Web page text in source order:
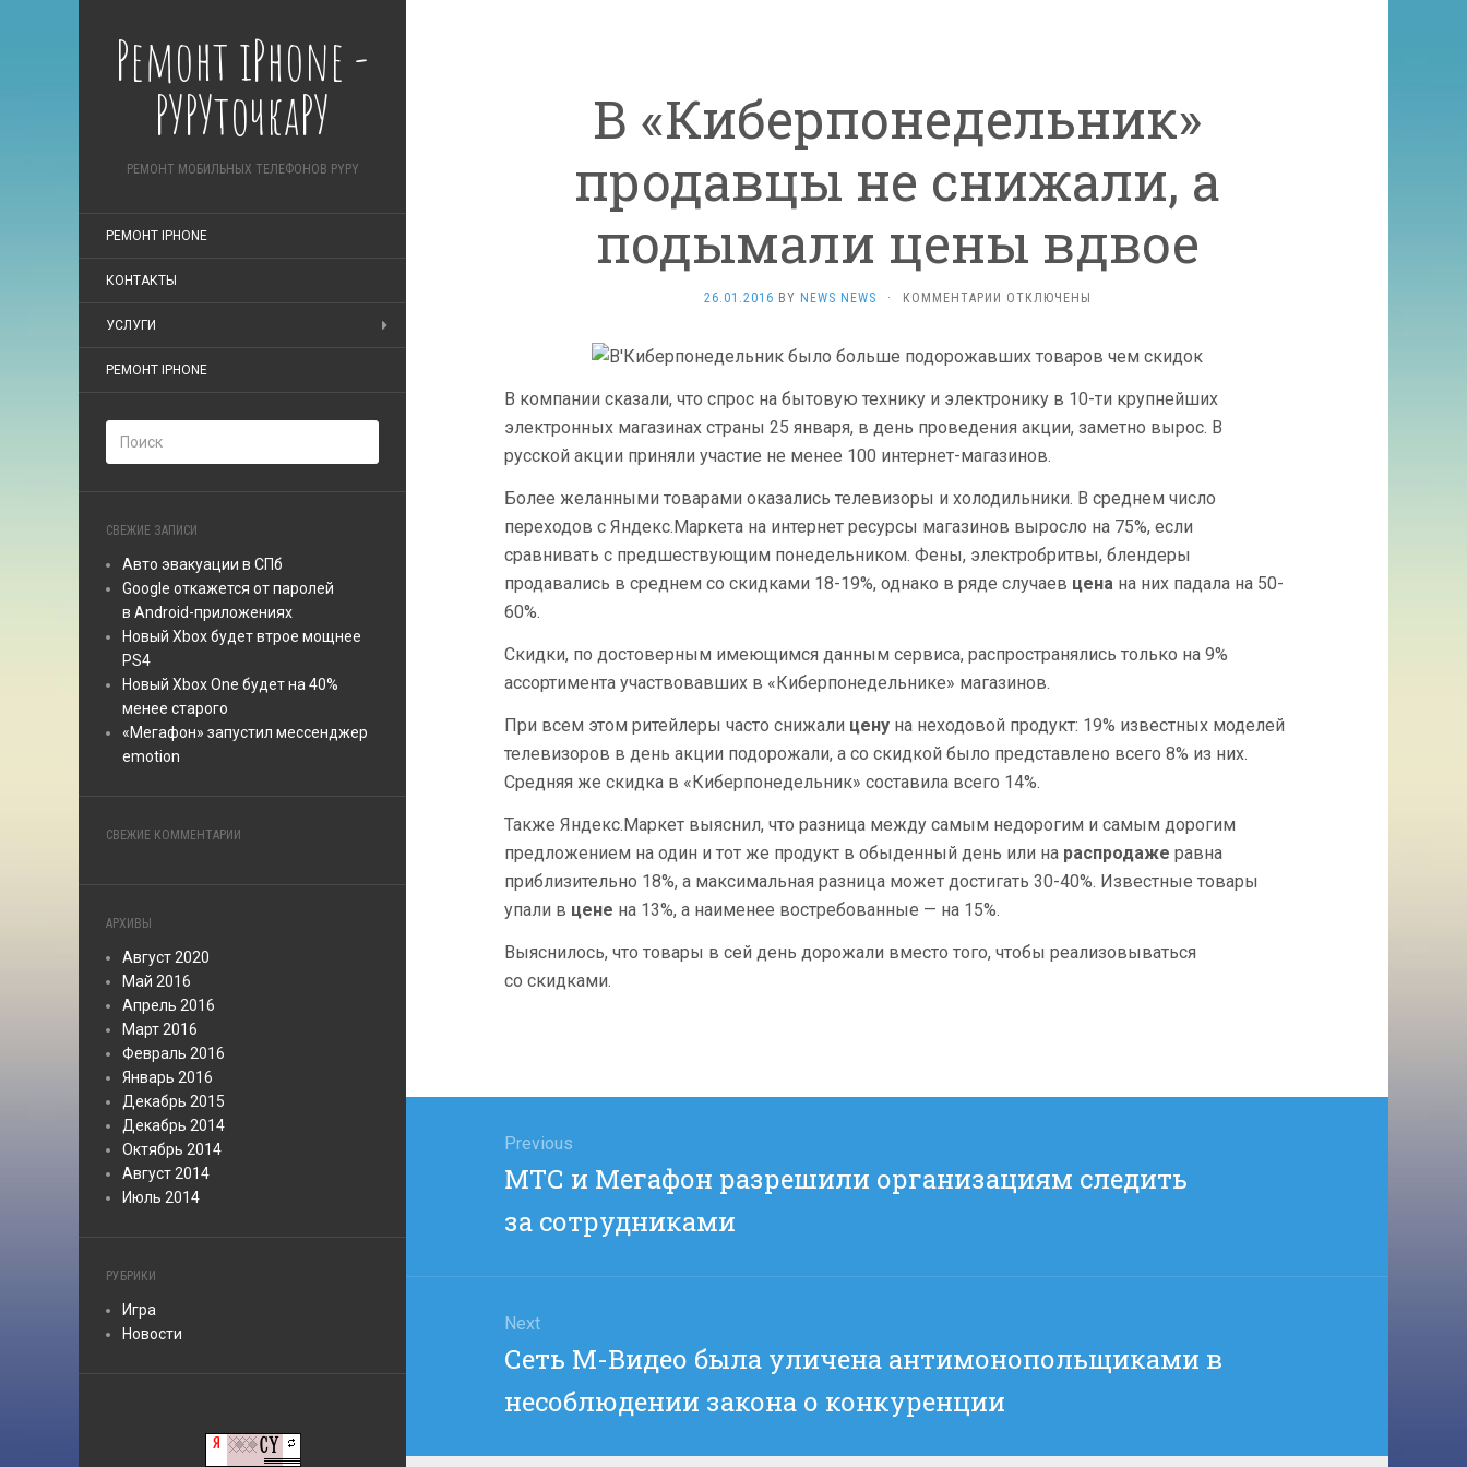
Ремонт iPhone -
РУРУточкаРУ
РЕМОНТ МОБИЛЬНЫХ ТЕЛЕФОНОВ PYPY
РЕМОНТ IPHONE
КОНТАКТЫ
УСЛУГИ
РЕМОНТ IPHONE
СВЕЖИЕ ЗАПИСИ
Авто эвакуации в СПб
Google откажется от паролей
в Android-приложениях
Новый Xbox будет втрое мощнее
PS4
Новый Xbox One будет на 40%
менее старого
«Мегафон» запустил мессенджер
emotion
СВЕЖИЕ КОММЕНТАРИИ
АРХИВЫ
Август 2020
Май 2016
Апрель 2016
Март 2016
Февраль 2016
Январь 2016
Декабрь 2015
Декабрь 2014
Октябрь 2014
Август 2014
Июль 2014
РУБРИКИ
Игра
Новости
В «Киберпонедельник»
продавцы не снижали, а
подымали цены вдвое
26.01.2016 BY NEWS NEWS · КОММЕНТАРИИ К
«КИБЕРПОНЕДЕЛЬНИК»
НЕ СНИЖАЛИ,
А
ЦЕНЫ
ОТКЛЮЧЕНЫ
В компании сказали, что спрос на бытовую технику и электронику в 10-ти крупнейших
электронных магазинах страны 25 января, в день проведения акции, заметно вырос. В
русской акции приняли участие не менее 100 интернет-магазинов.
Более желанными товарами оказались телевизоры и холодильники. В среднем число
переходов с Яндекс.Маркета на интернет ресурсы магазинов выросло на 75%, если
сравнивать с предшествующим понедельником. Фены, электробритвы, блендеры
продавались в среднем со скидками 18-19%, однако в ряде случаев цена на них падала на 50-
60%.
Скидки, по достоверным имеющимся данным сервиса, распространялись только на 9%
ассортимента участвовавших в «Киберпонедельнике» магазинов.
При всем этом ритейлеры часто снижали цену на неходовой продукт: 19% известных моделей
телевизоров в день акции подорожали, а со скидкой было представлено всего 8% из них.
Средняя же скидка в «Киберпонедельник» составила всего 14%.
Также Яндекс.Маркет выяснил, что разница между самым недорогим и самым дорогим
предложением на один и тот же продукт в обыденный день или на распродаже равна
приблизительно 18%, а максимальная разница может достигать 30-40%. Известные товары
упали в цене на 13%, а наименее востребованные — на 15%.
Выяснилось, что товары в сей день дорожали вместо того, чтобы реализовываться
со скидками.
записям
Previous
Previous
МТС и Мегафон разрешили организациям следить
за сотрудниками
Next
Next
Сеть М-Видео была уличена антимонопольщиками в
несоблюдении закона о конкуренции